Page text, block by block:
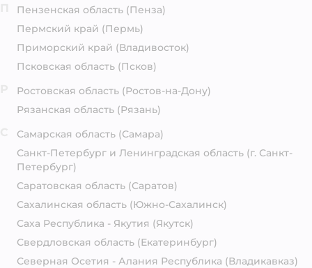
Пензенская область (Пенза)
Пермский край (Пермь)
Приморский край (Владивосток)
Псковская область (Псков)
Ростовская область (Ростов-на-Дону)
Рязанская область (Рязань)
Самарская область (Самара)
Санкт-Петербург и Ленинградская область (г. Санкт-
Петербург)
Саратовская область (Саратов)
Сахалинская область (Южно-Сахалинск)
Саха Республика - Якутия (Якутск)
Свердловская область (Екатеринбург)
Северная Осетия - Алания Республика (Владикавказ)